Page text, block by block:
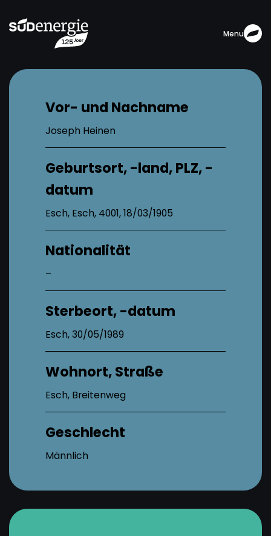
Menu
Vor- und Nachname
Joseph Heinen
Geburtsort, -land, PLZ, -
datum
Esch, Esch, 4001, 18/03/1905
Nationalität
–
Sterbeort, -datum
Esch, 30/05/1989
Wohnort, Straße
Esch, Breitenweg
Geschlecht
Männlich